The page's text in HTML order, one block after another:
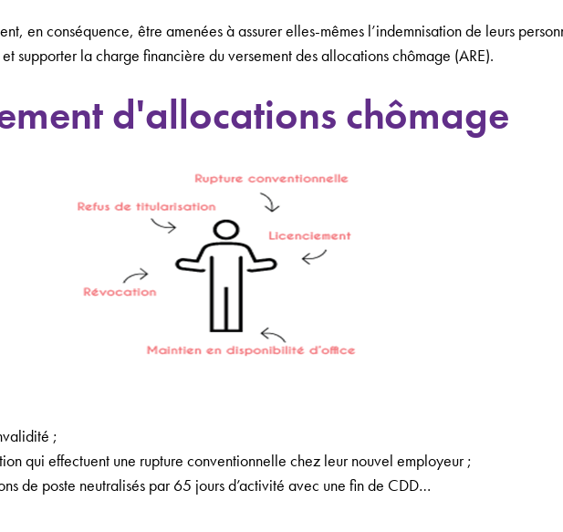
en conséquence, être amenées à assurer elles-mêmes l’indemnisation de leurs
supporter la charge financière du versement des allocations chômage (ARE).
d'allocations chômage
;
qui effectuent une rupture conventionnelle chez leur nouvel employeur ;
de poste neutralisés par 65 jours d’activité avec une fin de CDD…